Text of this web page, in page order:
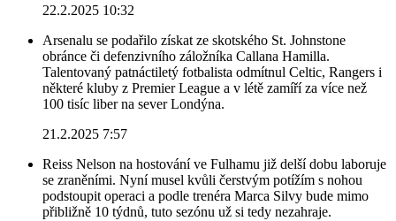
22.2.2025 10:32
Arsenalu se podařilo získat ze skotského St. Johnstone
obránce či defenzivního záložníka Callana Hamilla.
Talentovaný patnáctiletý fotbalista odmítnul Celtic, Rangers i
některé kluby z Premier League a v létě zamíří za více než
100 tisíc liber na sever Londýna.
21.2.2025 7:57
Reiss Nelson na hostování ve Fulhamu již delší dobu laboruje
se zraněními. Nyní musel kvůli čerstvým potížím s nohou
podstoupit operaci a podle trenéra Marca Silvy bude mimo
přibližně 10 týdnů, tuto sezónu už si tedy nezahraje.